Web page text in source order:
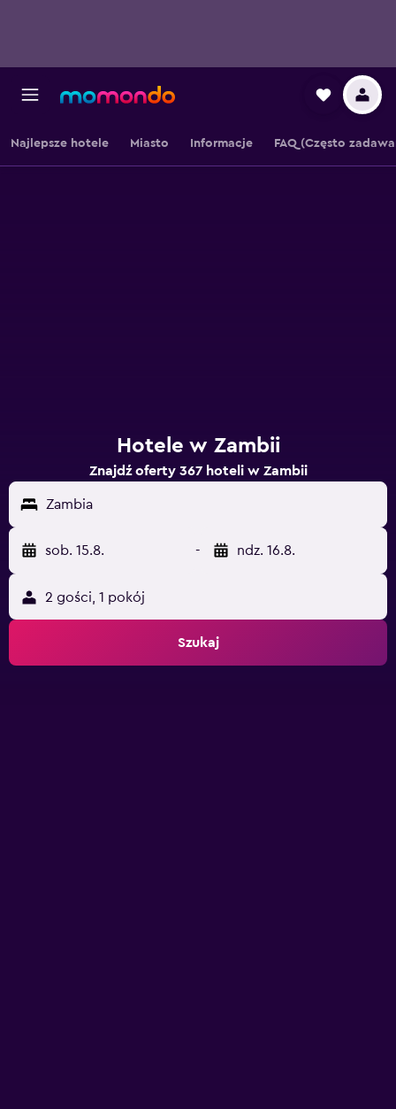
Najlepsze hotele Miasto Informacje FAQ (Często
Hotele w Zambii
Znajdź oferty 367 hoteli w Zambii
Zambia
sob. 15.8. - ndz. 16.8.
2 gości, 1 pokój
Szukaj